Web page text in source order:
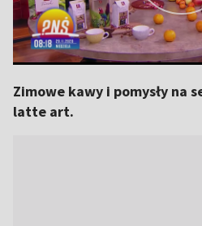
Zimowe kawy i pomysły na
latte art.